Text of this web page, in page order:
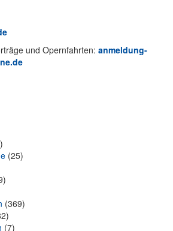
und Opern­fahr­ten: anmeldung-
(25)
(369)
(7)